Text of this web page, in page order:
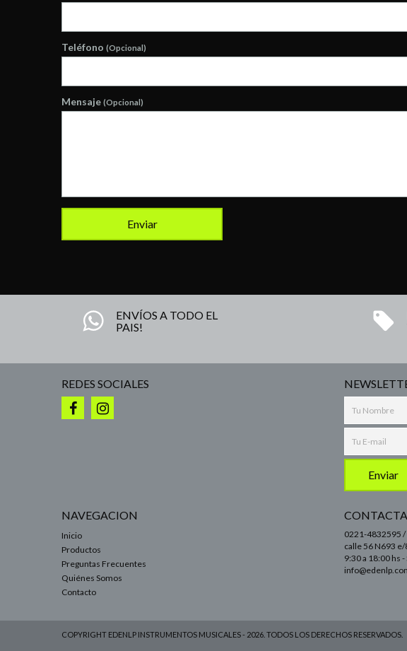
Teléfono (Opcional)
Mensaje (Opcional)
ENVÍOS A TODO EL
PAIS!
REDES SOCIALES
NAVEGACION
Inicio
Productos
Preguntas Frecuentes
Quiénes Somos
Contacto
0221-4832595
calle 56 N693
9:30 a 18:00 hs -
COPYRIGHT EDENLP INSTRUMENTOS MUSICALES - 2026. TODOS LOS DERECHOS RESERVADOS.